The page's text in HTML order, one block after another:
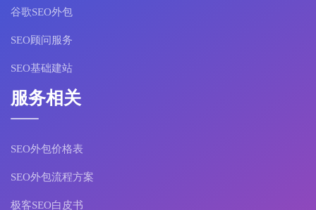
谷歌SEO外包
SEO顾问服务
SEO基础建站
服务相关
SEO外包价格表
SEO外包流程方案
极客SEO白皮书